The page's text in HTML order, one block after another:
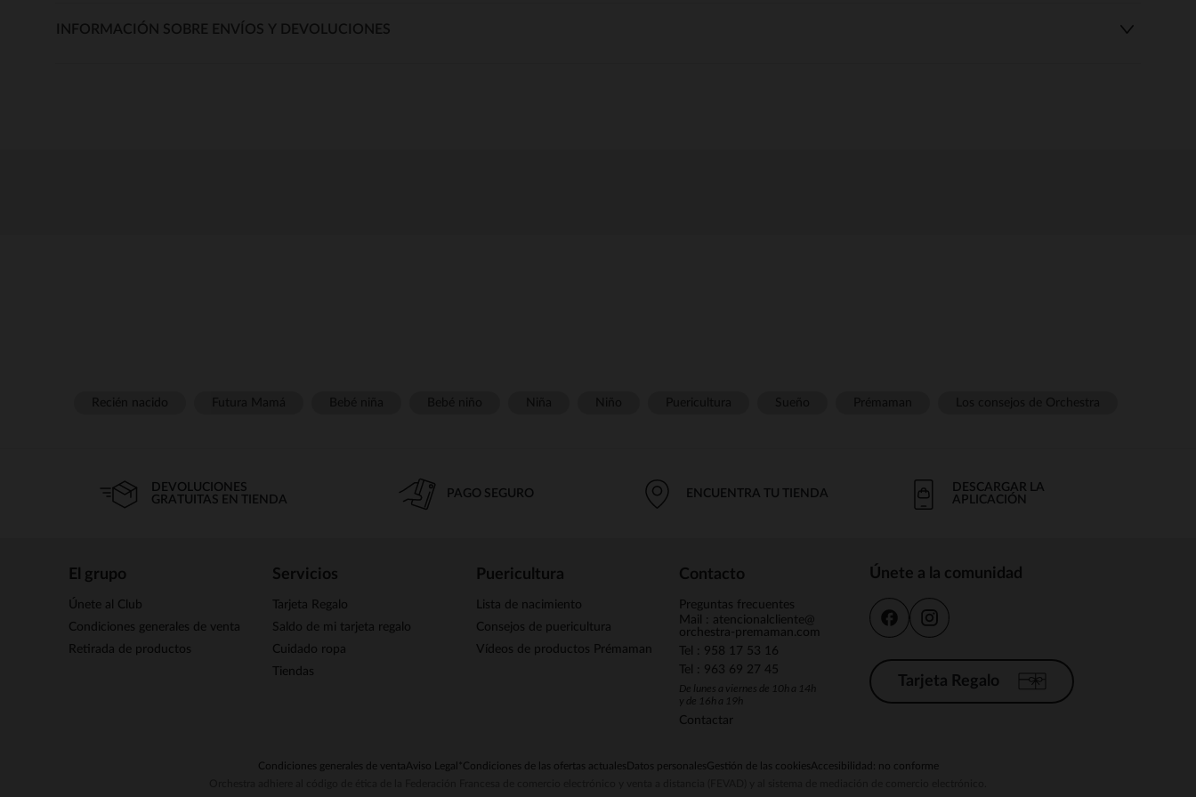
INFORMACIÓN SOBRE ENVÍOS Y DEVOLUCIONES
DEVOLUCIONES
GRATUITAS EN TIENDA
PAGO SEGURO ENCUENTRA TU TIENDA
DESCARGAR LA
APLICACIÓN
El grupo
Únete al Club
Condiciones generales de venta
Retirada de productos
Servicios
Tarjeta Regalo
Saldo de mi tarjeta regalo
Cuidado ropa
Tiendas
Puericultura
Lista de nacimiento
Consejos de puericultura
Vídeos de productos Prémaman
Contacto
Preguntas frecuentes
Mail : atencionalcliente@
orchestra-premaman.com
Tel : 958 17 53 16
Tel : 963 69 27 45
De lunes a viernes de 10h a 14h
y de 16h a 19h
Contactar
Únete a la comunidad
Tarjeta Regalo
Condiciones generales de ventaAviso Legal *Condiciones de las ofertas actuales Datos personalesGestión de las cookiesAccesibilidad: no conforme